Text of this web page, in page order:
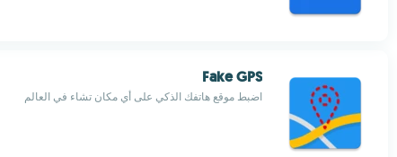
Fake GPS
اضبط موقع هاتفك الذكي على أي مكان تشاء في العالم